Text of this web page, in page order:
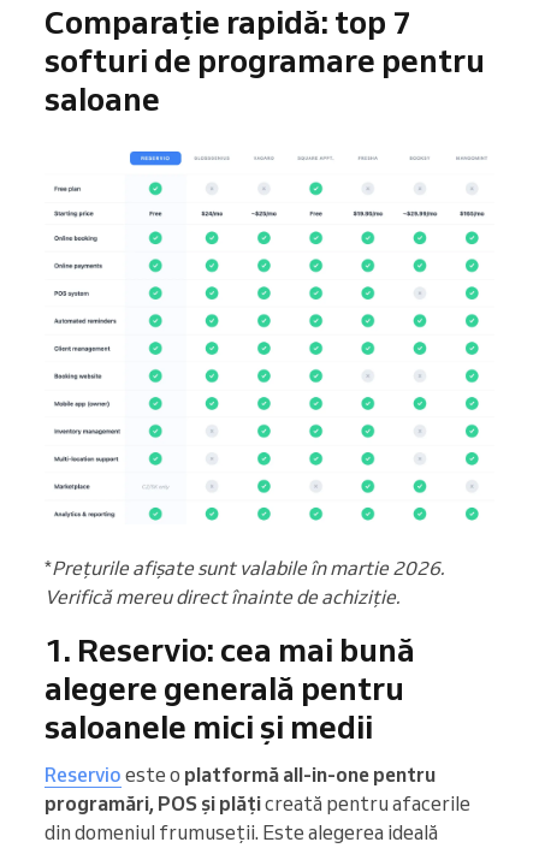
Comparație rapidă: top 7
softuri de programare pentru
saloane
*Prețurile afișate sunt valabile în martie 2026.
Verifică mereu direct înainte de achiziție.
1. Reservio: cea mai bună
alegere generală pentru
saloanele mici și medii
Reservio este o platformă all-in-one pentru
programări, POS și plățicreată pentru afacerile
din domeniul frumuseții. Este alegerea ideală